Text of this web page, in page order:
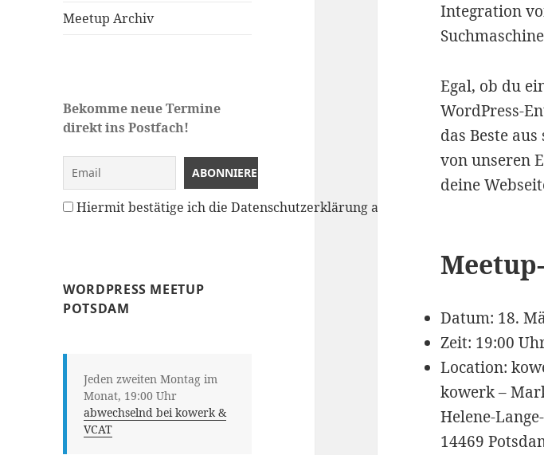
Meetup Archiv
Bekomme neue Termine
direkt ins Postfach!
Hiermit bestätige ich die Datenschutzerklärung anzunehmen
WORDPRESS MEETUP
POTSDAM
Jeden zweiten Montag im
Monat, 19:00 Uhr
abwechselnd bei kowerk &
VCAT
Integration
Egal, ob du
WordPress-
das Beste
von unseren
deine
Datum: 18.
Zeit: 19:00
Location:
kowerk –
Helene-
14469